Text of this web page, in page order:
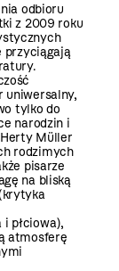
odbioru
z 2009 roku
przyciągają
uniwersalny,
tylko do
narodzin i
Müller
rodzimych
pisarze
na bliską
płciowa),
atmosferę